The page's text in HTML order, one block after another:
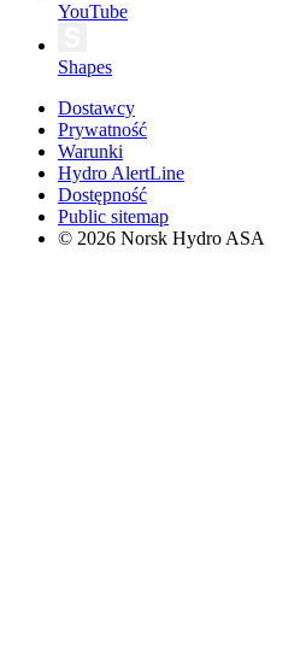
YouTube
Shapes
Dostawcy
Prywatność
Warunki
Hydro AlertLine
Dostępność
Public sitemap
© 2026 Norsk Hydro ASA